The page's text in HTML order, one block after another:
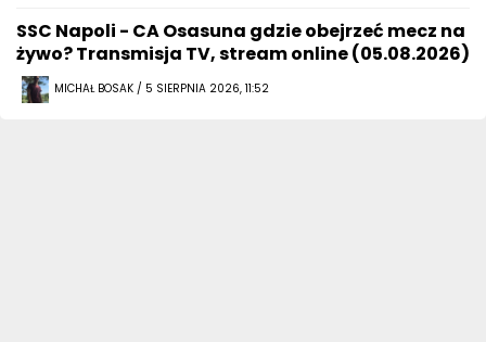
SSC Napoli - CA Osasuna gdzie obejrzeć mecz na
żywo? Transmisja TV, stream online (05.08.2026)
MICHAŁ BOSAK / 5 SIERPNIA 2026, 11:52